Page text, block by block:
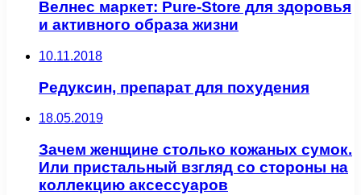
Велнес маркет: Pure-Store для здоровья
и активного образа жизни
10.11.2018
Редуксин, препарат для похудения
18.05.2019
Зачем женщине столько кожаных сумок.
Или пристальный взгляд со стороны на
коллекцию аксессуаров